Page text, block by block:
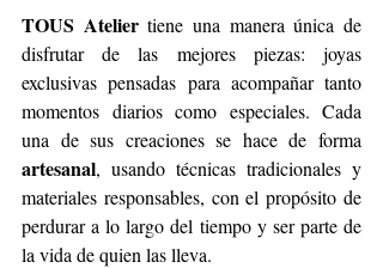
TOUS Atelier tiene una manera única de
disfrutar de las mejores piezas: joyas
exclusivas pensadas para acompañar tanto
momentos diarios como especiales. Cada
artesanal, usando técnicas tradicionales y
materiales responsables, con el propósito de
perdurar a lo largo del tiempo y ser parte de
la vida de quien las lleva.